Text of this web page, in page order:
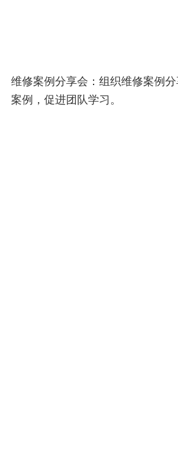
维修案例分享会：组织维修案例
案例，促进团队学习。